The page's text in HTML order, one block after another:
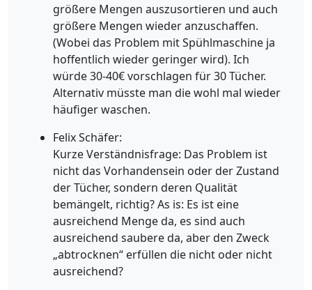
größere Mengen auszusortieren und auch
größere Mengen wieder anzuschaffen.
(Wobei das Problem mit Spühlmaschine ja
hoffentlich wieder geringer wird). Ich
würde 30-40€ vorschlagen für 30 Tücher.
Alternativ müsste man die wohl mal wieder
häufiger waschen.
Felix Schäfer:
Kurze Verständnisfrage: Das Problem ist
nicht das Vorhandensein oder der Zustand
der Tücher, sondern deren Qualität
bemängelt, richtig? As is: Es ist eine
ausreichend Menge da, es sind auch
ausreichend saubere da, aber den Zweck
„abtrocknen“ erfüllen die nicht oder nicht
ausreichend?